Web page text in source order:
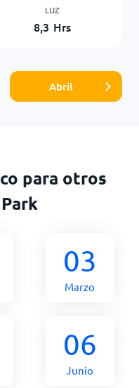
LUZ
8,3 Hrs
Abril
para otros
03
Marzo
06
Junio